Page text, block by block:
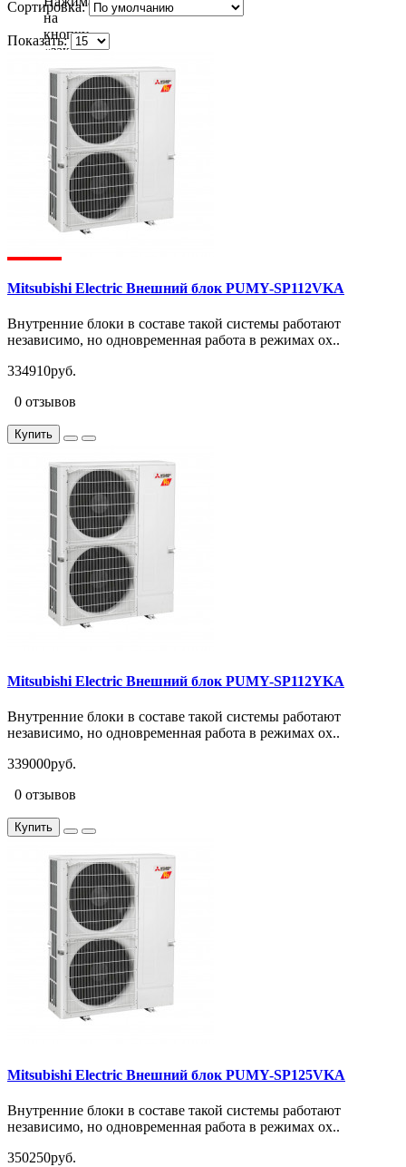
на
кнопку
«заказать
звонок»
даете
согласие
обработку
ваших
персональных
данных.
Сортировка:
Показать:
Mitsubishi Electric Внешний блок PUMY-SP112VKA
Внутренние блоки в составе такой системы работают
независимо, но одновременная работа в режимах ох..
334910руб.
0 отзывов
Купить
Mitsubishi Electric Внешний блок PUMY-SP112YKA
Внутренние блоки в составе такой системы работают
независимо, но одновременная работа в режимах ох..
339000руб.
0 отзывов
Купить
Mitsubishi Electric Внешний блок PUMY-SP125VKA
Внутренние блоки в составе такой системы работают
независимо, но одновременная работа в режимах ох..
350250руб.